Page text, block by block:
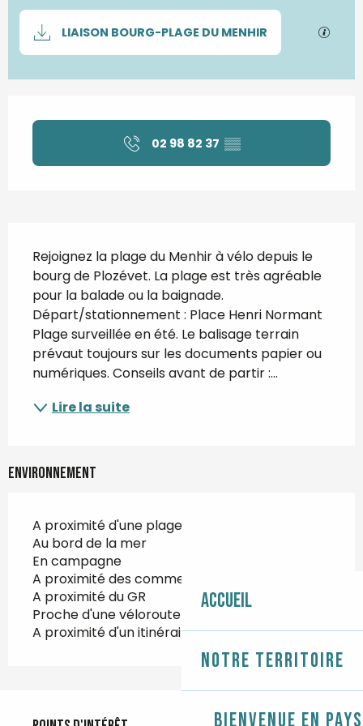
Accueil
Notre territoire
Bienvenue en
Documentation
LIAISON BOURG-PLAGE DU MENHIR
Ouverture et coordonnées
02 98 82 37 ▒▒
Rejoignez la plage du Menhir à vélo depuis le
bourg de Plozévet. La plage est très agréable
pour la balade ou la baignade.
Départ/stationnement : Place Henri Normant
Plage surveillée en été. Le balisage terrain
prévaut toujours sur les documents papier ou
numériques. Conseils avant de partir :...
Lire la suite
Environnement
A proximité d'une plage
Au bord de la mer
En campagne
A proximité des commerces
A proximité du GR
Proche d'une véloroute
A proximité d'un itinéraire de randonnée